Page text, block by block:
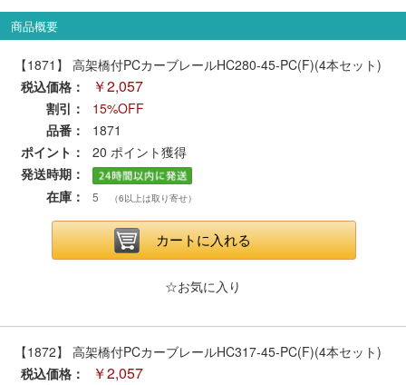
セール品・キャンペーン
セール商品
北海道・東北 関東
中国・四国 九州・沖縄
商品概要
【1871】 高架橋付PCカーブレールHC280-45-PC(F)(4本セット)
税込価格：
￥2,057
割引：
15%OFF
品番：
1871
ポイント：
20 ポイント獲得
発送時期：
在庫：
5 （6以上は取り寄せ）
カートに入れる
☆お気に入り
【1872】 高架橋付PCカーブレールHC317-45-PC(F)(4本セット)
税込価格：
￥2,057